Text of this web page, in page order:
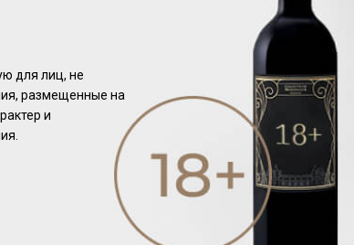
балансом между освежающей кислотностью и
для лиц, не
размещенные на
и